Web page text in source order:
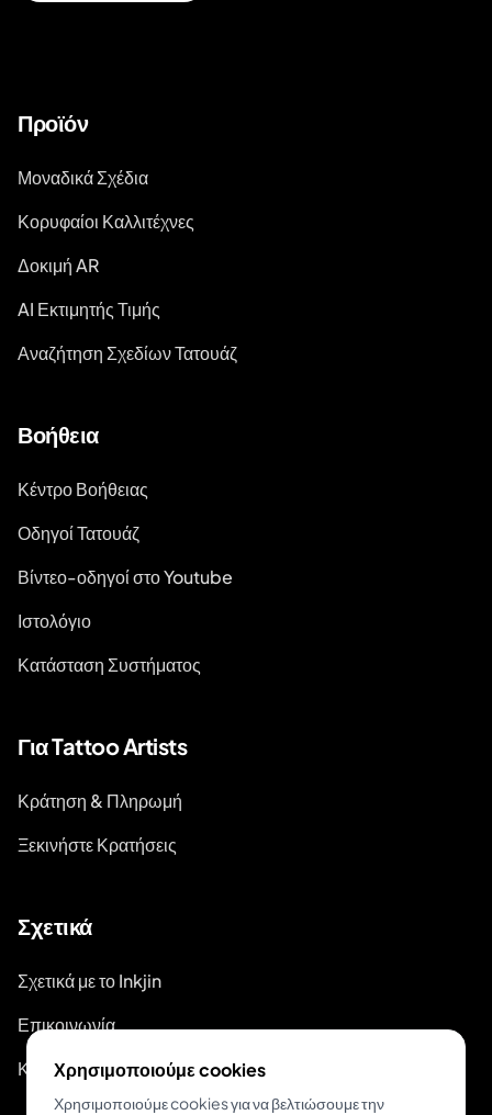
Προϊόν
Μοναδικά Σχέδια
Κορυφαίοι Καλλιτέχνες
Δοκιμή AR
AI Εκτιμητής Τιμής
Αναζήτηση Σχεδίων Τατουάζ
Βοήθεια
Κέντρο Βοήθειας
Οδηγοί Τατουάζ
Βίντεο-οδηγοί στο Youtube
Ιστολόγιο
Κατάσταση Συστήματος
Για Tattoo Artists
Κράτηση & Πληρωμή
Ξεκινήστε Κρατήσεις
Σχετικά
Σχετικά με το Inkjin
Επικοινωνία
Κιτ Επωνυμίας
Χρησιμοποιούμε cookies
Χρησιμοποιούμε cookies για να βελτιώσουμε την